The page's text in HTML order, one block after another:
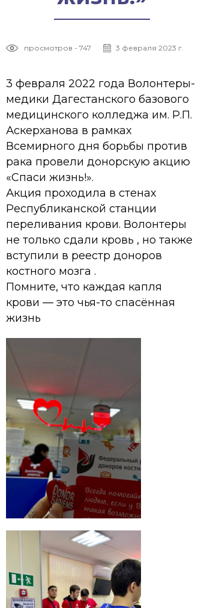
просмотров - 747 3 февраля 2023 г.
3 февраля 2022 года Волонтеры-
медики Дагестанского базового
медицинского колледжа им. Р.П.
Аскерханова в рамках
Всемирного дня борьбы против
рака провели донорскую акцию
«Спаси жизнь!».
Акция проходила в стенах
Республиканской станции
переливания крови. Волонтеры
не только сдали кровь , но также
вступили в реестр доноров
костного мозга .
Помните, что каждая капля
крови — это чья-то спасённая
жизнь